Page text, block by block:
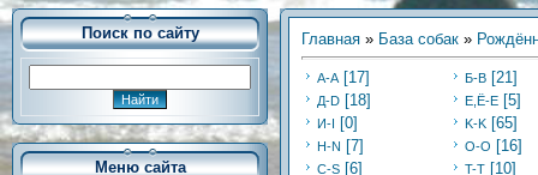
Поиск по сайту
Меню сайта
Главная » База собак »
А-А [17] Б-В [21]
Д-D [18] Е,Ё-Е [5]
И-I [0] K-K [65]
Н-N [7] O-O [16]
C-S [6] T-T [10]